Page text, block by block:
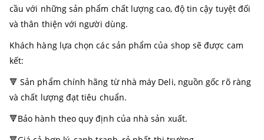
cầu với những sản phẩm chất lượng cao, độ tin cậy tuyệt đối
và thân thiện với người dùng.
Khách hàng lựa chọn các sản phẩm của shop sẽ được cam
kết:
🔻 Sản phẩm chính hãng từ nhà máy Deli, nguồn gốc rõ ràng
và chất lượng đạt tiêu chuẩn.
🔻Bảo hành theo quy định của nhà sản xuất.